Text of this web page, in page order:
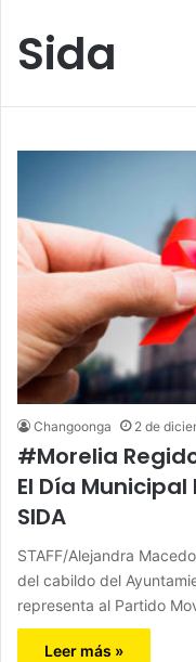
Sida
Changoonga 2 de
#Morelia
El Día
SIDA
STAFF/Alejandra
del cabildo del
representa al Partido
Leer más »